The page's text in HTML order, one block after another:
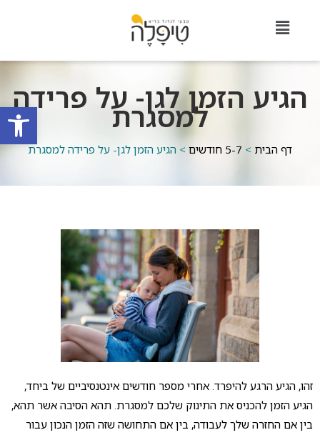
פתח
הגיע הזמן לגן- על פרידה
למסגרת
דף הבית > 5-7 חודשים > הגיע הזמן לגן- על פרידה למסגרת
זהו, הגיע הרגע להיפרד. אחרי מספר חודשים אינטנסיביים של ביחד,
הגיע הזמן להכניס את התינוק שלכם למסגרת. תהא הסיבה אשר תהא,
בין אם החזרה שלך לעבודה, בין אם התחושה שזה הזמן הנכון עבור